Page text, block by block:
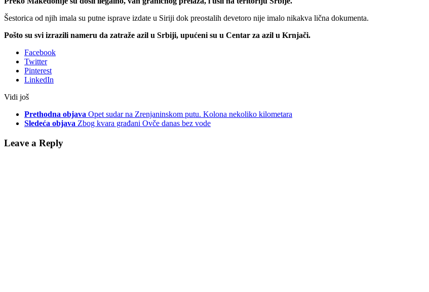
Šestorica od njih imala su putne isprave izdate u Siriji dok preostalih devetoro nije imalo nikakva lična dokumenta.
Pošto su svi izrazili nameru da zatraže azil u Srbiji, upućeni su u Centar za azil u Krnjači.
Facebook
Twitter
Pinterest
LinkedIn
Vidi još
Prethodna objava Opet sudar na Zrenjaninskom putu. Kolona nekoliko kilometara
Sledeća objava Zbog kvara građani Ovče danas bez vode
Leave a Reply